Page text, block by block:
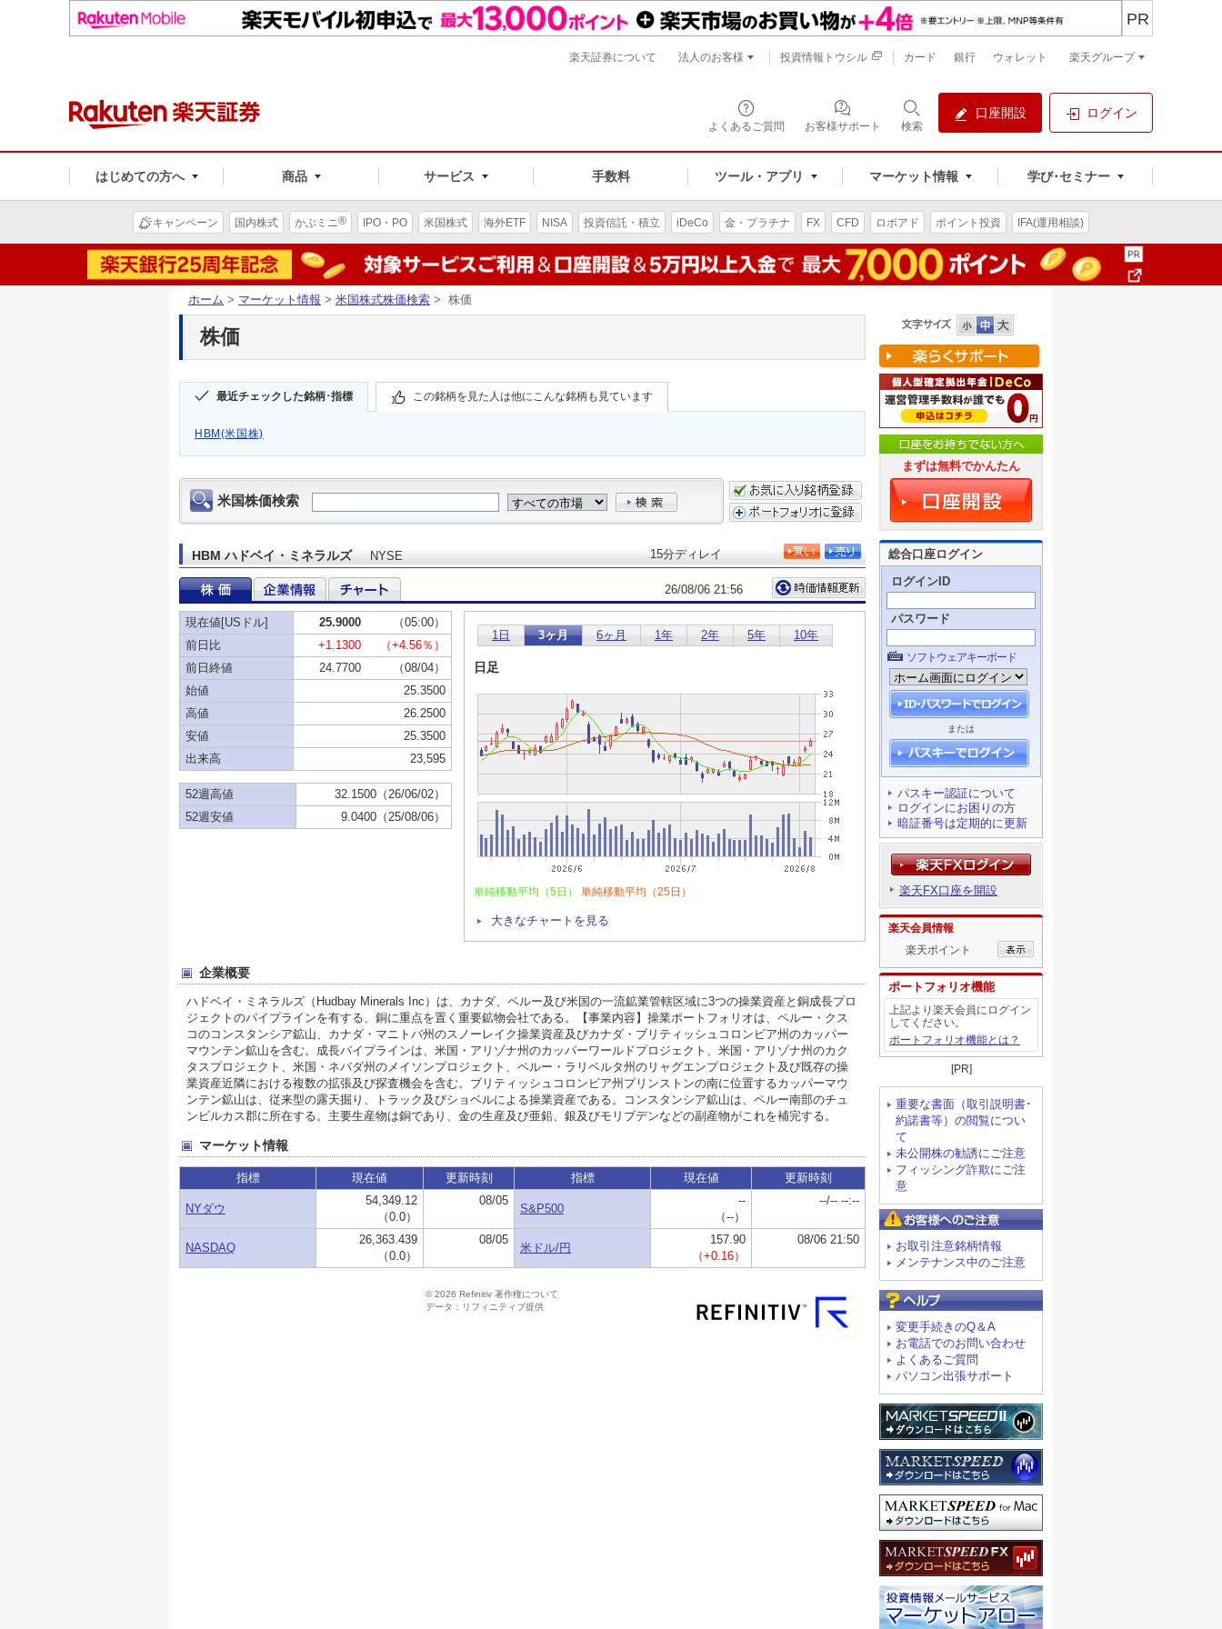
よくあるご質問 お客様サポート 検索
口座開設 ログイン
はじめての方へ 商品 サービス 手数料 ツール・アプリ マーケット情報 学び･セミナー
PR
楽天証券について 法人のお客様 投資情報トウシル カード 銀行 ウォレット 楽天グループ
キャンペーン 国内株式 かぶミニ® IPO・PO 米国株式 海外ETF NISA 投資信託・積立 iDeCo 金・プラチナ FX CFD ロボアド ポイント投資 IFA(運用相談)
ホーム > マーケット情報 > 米国株式株価検索 > 株価
株価
最近チェックした銘柄･指標 この銘柄を見た人は他にこんな銘柄も見ています
HBM(米国株)
まずは無料でかんたん
総合口座ログイン
ログインID
パスワード
ソフトウェアキーボード
または
パスキー認証について
ログインにお困りの方
暗証番号は定期的に更新
楽天FX口座を開設
楽天会員情報
楽天ポイント
ポートフォリオ機能
上記より楽天会員にログイン
してください。
ポートフォリオ機能とは？
[PR]
重要な書面（取引説明書･
約諾書等）の閲覧につい
て
未公開株の勧誘にご注意
フィッシング詐欺にご注
意
お取引注意銘柄情報
メンテナンス中のご注意
変更手続きのQ＆A
お電話でのお問い合わせ
よくあるご質問
パソコン出張サポート